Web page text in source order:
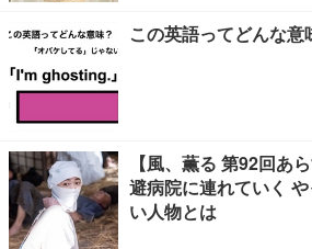
この英語ってどんな意
【風、薫る 第92回あ
避病院に連れていく
い人物とは